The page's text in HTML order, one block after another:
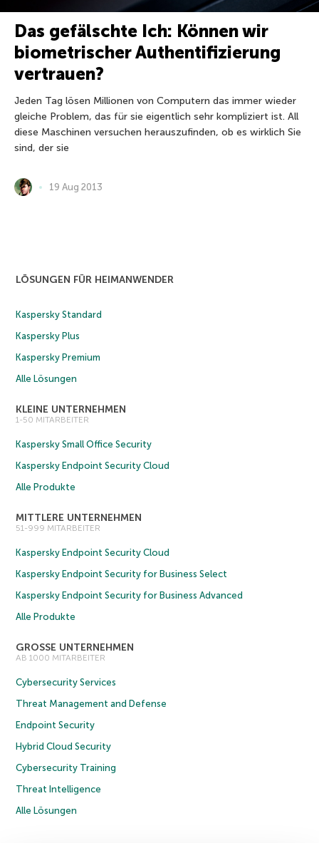
Das gefälschte Ich: Können wir
biometrischer Authentifizierung
vertrauen?
Jeden Tag lösen Millionen von Computern das immer wieder
gleiche Problem, das für sie eigentlich sehr kompliziert ist. All
diese Maschinen versuchen herauszufinden, ob es wirklich Sie
sind, der sie
19 Aug 2013
LÖSUNGEN FÜR HEIMANWENDER
Kaspersky Standard
Kaspersky Plus
Kaspersky Premium
Alle Lösungen
KLEINE UNTERNEHMEN
1-50 MITARBEITER
Kaspersky Small Office Security
Kaspersky Endpoint Security Cloud
Alle Produkte
MITTLERE UNTERNEHMEN
51-999 MITARBEITER
Kaspersky Endpoint Security Cloud
Kaspersky Endpoint Security for Business Select
Kaspersky Endpoint Security for Business Advanced
Alle Produkte
GROSSE UNTERNEHMEN
AB 1000 MITARBEITER
Cybersecurity Services
Threat Management and Defense
Endpoint Security
Hybrid Cloud Security
Cybersecurity Training
Threat Intelligence
Alle Lösungen